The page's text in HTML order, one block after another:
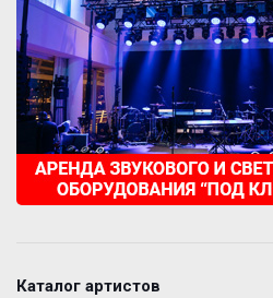
Каталог артистов